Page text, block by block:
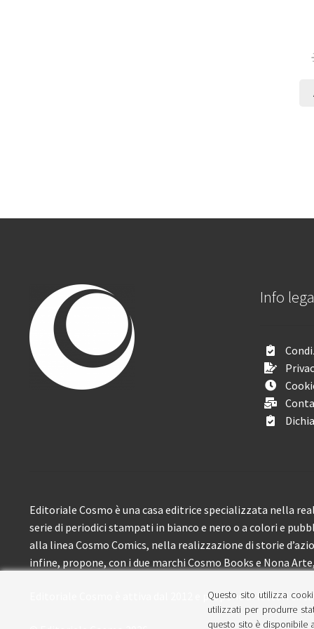
Info
Editoriale Cosmo è una casa editrice specializzata nella
serie di periodici stampati in bianco e nero o a colori e
alla linea Cosmo Comics, nella realizzazione di storie
infine, propone, con i due marchi Cosmo Books e Nona
Editoriale Cosmo è attiva dal 2012 e propone ai lettori
Questo sito utilizza
utilizzati per produrre
questo sito è disponibile